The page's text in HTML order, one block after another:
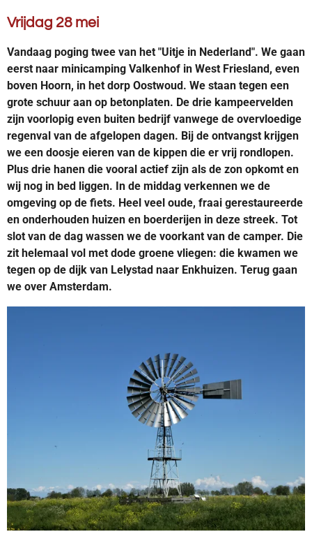
Vrijdag 28 mei
Vandaag poging twee van het "Uitje in Nederland". We gaan
eerst naar minicamping Valkenhof in West Friesland, even
boven Hoorn, in het dorp Oostwoud. We staan tegen een
grote schuur aan op betonplaten. De drie kampeervelden
zijn voorlopig even buiten bedrijf vanwege de overvloedige
regenval van de afgelopen dagen. Bij de ontvangst krijgen
we een doosje eieren van de kippen die er vrij rondlopen.
Plus drie hanen die vooral actief zijn als de zon opkomt en
wij nog in bed liggen. In de middag verkennen we de
omgeving op de fiets. Heel veel oude, fraai gerestaureerde
en onderhouden huizen en boerderijen in deze streek. Tot
slot van de dag wassen we de voorkant van de camper. Die
zit helemaal vol met dode groene vliegen: die kwamen we
tegen op de dijk van Lelystad naar Enkhuizen. Terug gaan
we over Amsterdam.